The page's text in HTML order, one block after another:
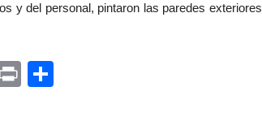
y del personal, pintaron las paredes
EmailPrint